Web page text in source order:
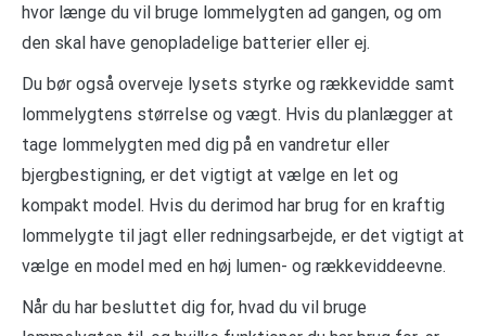
hvor længe du vil bruge lommelygten ad gangen, og om
den skal have genopladelige batterier eller ej.
Du bør også overveje lysets styrke og rækkevidde samt
lommelygtens størrelse og vægt. Hvis du planlægger at
tage lommelygten med dig på en vandretur eller
bjergbestigning, er det vigtigt at vælge en let og
kompakt model. Hvis du derimod har brug for en kraftig
lommelygte til jagt eller redningsarbejde, er det vigtigt at
vælge en model med en høj lumen- og rækkeviddeevne.
Når du har besluttet dig for, hvad du vil bruge